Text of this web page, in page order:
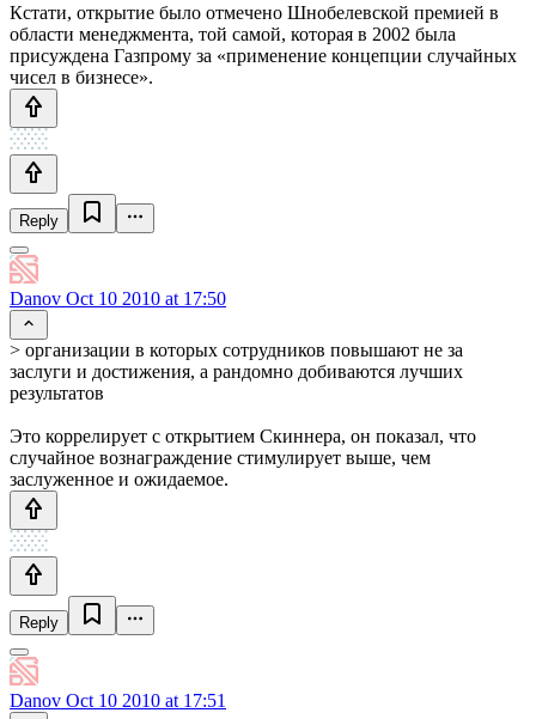
Кстати, открытие было отмечено Шнобелевской премией в
области менеджмента, той самой, которая в 2002 была
присуждена Газпрому за «применение концепции случайных
чисел в бизнесе».
Reply
Danov Oct 10 2010 at 17:50
> организации в которых сотрудников повышают не за
заслуги и достижения, а рандомно добиваются лучших
результатов
Это коррелирует с открытием Скиннера, он показал, что
случайное вознаграждение стимулирует выше, чем
заслуженное и ожидаемое.
Reply
Danov Oct 10 2010 at 17:51